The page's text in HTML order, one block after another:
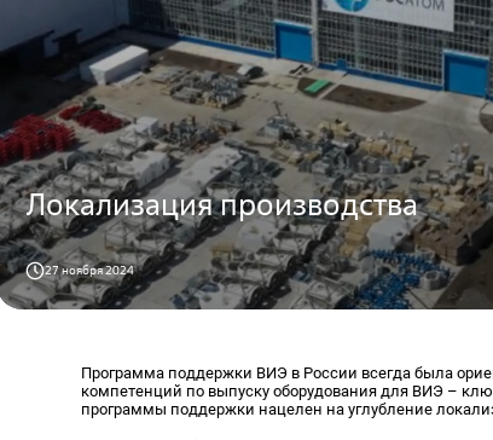
Локализация производства
27 ноября 2024
Программа поддержки ВИЭ в России всегда была
компетенций по выпуску оборудования для ВИЭ –
программы поддержки нацелен на углубление